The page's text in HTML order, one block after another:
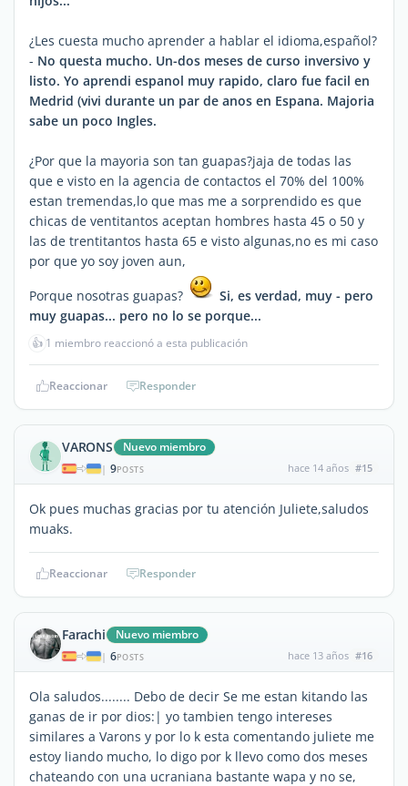
¿Les cuesta mucho aprender a hablar el idioma,español?
- No questa mucho. Un-dos meses de curso inversivo y
listo. Yo aprendi espanol muy rapido, claro fue facil en
Medrid (vivi durante un par de anos en Espana. Majoria
sabe un poco Ingles.
¿Por que la mayoria son tan guapas?jaja de todas las
que e visto en la agencia de contactos el 70% del 100%
estan tremendas,lo que mas me a sorprendido es que
chicas de ventitantos aceptan hombres hasta 45 o 50 y
las de trentitantos hasta 65 e visto algunas,no es mi caso
por que yo soy joven aun,
Porque nosotras guapas?
Si, es verdad, muy - pero
muy guapas... pero no lo se porque...
👍 1 miembro reaccionó a esta publicación
Reaccionar Responder
VARONS Nuevo miembro
| 9POSTS hace 14 años #15
Ok pues muchas gracias por tu atención Juliete,saludos
muaks.
Reaccionar Responder
Farachi Nuevo miembro
| 6POSTS hace 13 años #16
Ola saludos........ Debo de decir Se me estan kitando las
ganas de ir por dios:| yo tambien tengo intereses
similares a Varons y por lo k esta comentando juliete me
estoy liando mucho, lo digo por k llevo como dos meses
chateando con una ucraniana bastante wapa y no se,